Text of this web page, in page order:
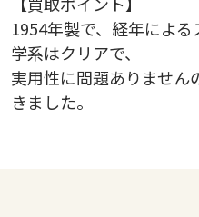
1954年製で、経年によ
学系はクリアで、
実用性に問題ありません
きました。